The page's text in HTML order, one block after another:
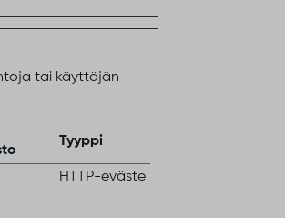
tai käyttäjän
Tyyppi
HTTP-eväste